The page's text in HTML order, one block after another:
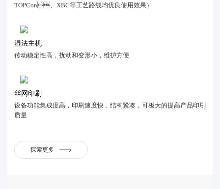
TOPCon、XBC等工艺路线均优良使用效果）
湿法主机
传动稳定性高，扰动和变形小，维护方便
丝网印刷
设备功能集成度高，印刷速度快，结构紧凑，可极大的提高产品印刷
质量
探索更多